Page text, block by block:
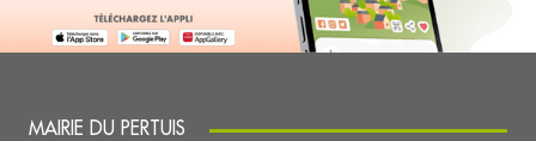
MAIRIE DU PERTUIS